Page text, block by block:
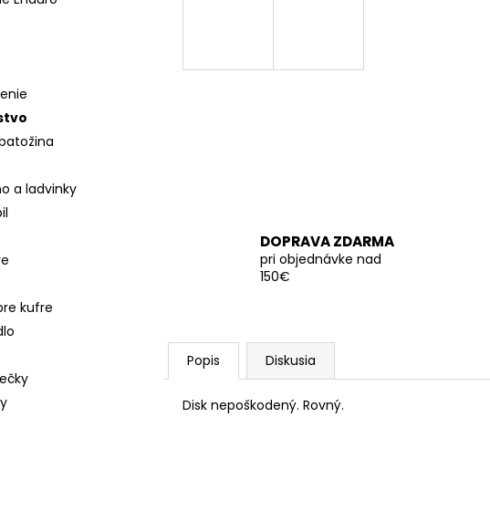
a ladvinky
kufre
DOPRAVA ZDARMA
pri objednávke nad
150€
Popis Diskusia
Disk nepoškodený. Rovný.